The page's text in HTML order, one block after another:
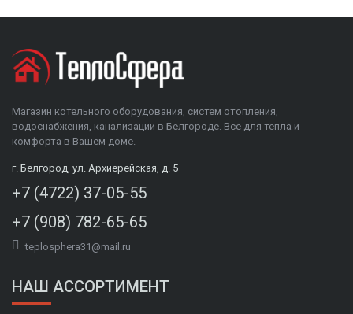
Магазин котельного оборудования, систем отопления,
водоснабжения, канализации в Белгороде. Все для тепла и
комфорта в Вашем доме.
г. Белгород, ул. Архиерейская, д. 5
+7 (4722) 37-05-55
+7 (908) 782-65-65
teplosphera31@mail.ru
НАШ АССОРТИМЕНТ